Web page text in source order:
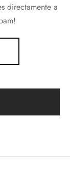
directamente a